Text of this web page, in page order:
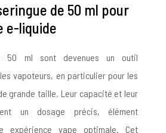
de 50 ml pour
e-liquide
50 ml sont devenues un outil
vapoteurs, en particulier pour les
grande taille. Leur capacité et leur
un dosage précis, élément
expérience vape optimale. Cet